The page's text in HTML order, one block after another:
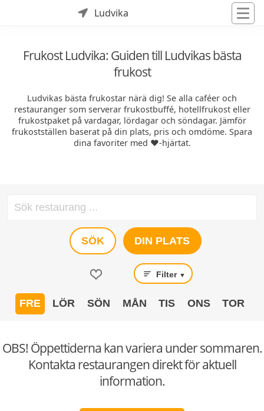
Ludvika
Frukost Ludvika: Guiden till Ludvikas bästa
frukost
Ludvikas bästa frukostar närä dig! Se alla caféer och
restauranger som serverar frukostbuffé, hotellfrukost eller
frukostpaket på vardagar, lördagar och söndagar. Jämför
frukostställen baserat på din plats, pris och omdöme. Spara
dina favoriter med ❤️-hjärtat.
SÖK DIN PLATS
Filter ▼
FRE LÖR SÖN MÅN TIS ONS TOR
OBS! Öppettiderna kan variera under sommaren.
Kontakta restaurangen direkt för aktuell
information.